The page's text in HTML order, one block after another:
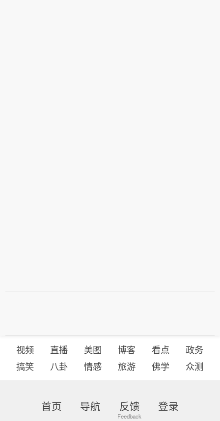
视频 直播 美图 博客 看点
政务
搞笑
八卦 情感 旅游 佛学 众测
首页 导航 反馈 登录